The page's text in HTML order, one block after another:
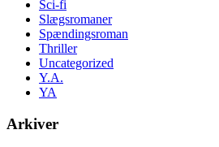
Sci-fi
Slægsromaner
Spændingsroman
Thriller
Uncategorized
Y.A.
YA
Arkiver